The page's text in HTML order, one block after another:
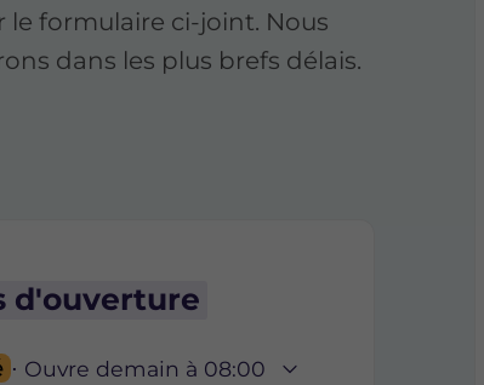
le formulaire ci-joint. Nous
dans les plus brefs délais.
d'ouverture
⋅ Ouvre demain à 08:00